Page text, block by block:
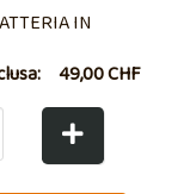
IN
49,00 CHF